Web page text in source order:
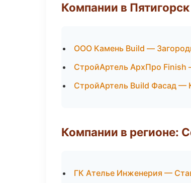
Компании в Пятигорск
ООО Камень Build —
СтройАртель АрхПро
СтройАртель Build Фасад —
Компании в регионе:
ГК Ателье Инженерия —